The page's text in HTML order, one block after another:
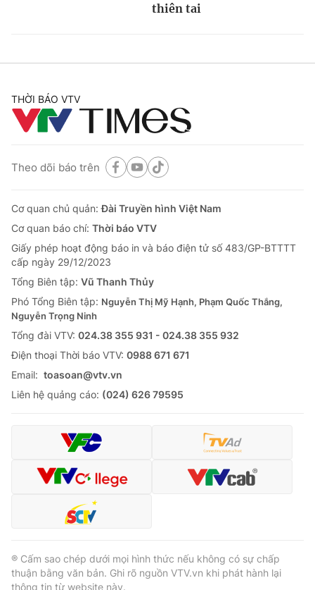
thiên tai
THỜI BÁO VTV
Theo dõi báo trên
Cơ quan chủ quản:Đài Truyền hình Việt Nam
Cơ quan báo chí: Thời báo VTV
Giấy phép hoạt động báo in và báo điện tử số 483/GP-BTTTT
cấp ngày 29/12/2023
Tổng Biên tập: Vũ Thanh Thủy
Phó Tổng Biên tập: Nguyễn Thị Mỹ Hạnh, Phạm Quốc Thắng,
Nguyễn Trọng Ninh
Tổng đài VTV: 024.38 355 931 - 024.38 355 932
Ðiện thoại Thời báo VTV: 0988 671 671
Email: toasoan@vtv.vn
Liên hệ quảng cáo: (024) 626 79595
® Cấm sao chép dưới mọi hình thức nếu không có sự chấp
thuận bằng văn bản. Ghi rõ nguồn VTV.vn khi phát hành lại
thông tin từ website này.